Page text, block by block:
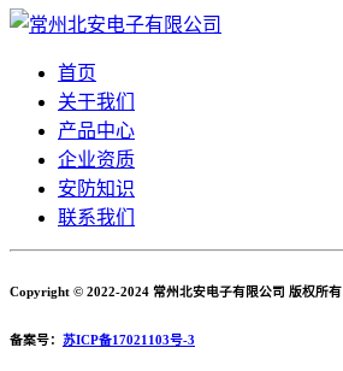
首页
关于我们
产品中心
企业资质
安防知识
联系我们
Copyright © 2022-2024 常州北安电子有限公司 版权所有
备案号： 苏ICP备17021103号-3